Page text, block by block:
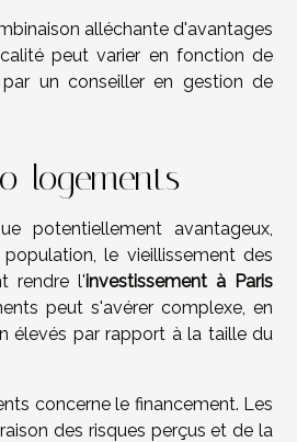
alléchante d'avantages
peut varier en fonction de
un conseiller en gestion de
logements
potentiellement avantageux,
le vieillissement des
rendre l'investissement à Paris
peut s'avérer complexe, en
élevés par rapport à la taille du
concerne le financement. Les
des risques perçus et de la